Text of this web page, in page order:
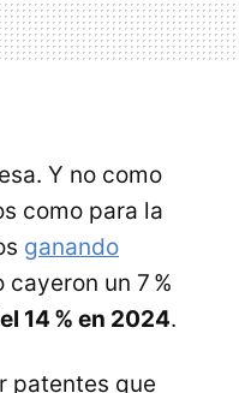
Y no como
como para la
ganando
un 7 %
14 % en 2024.
patentes que